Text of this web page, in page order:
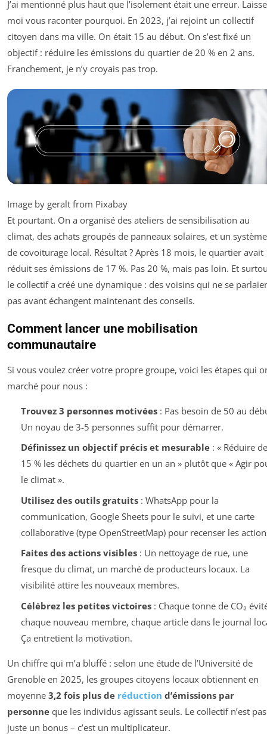
J’ai mentionné plus haut que l’isolement était une erreur.
moi vous raconter pourquoi. En 2023, j’ai rejoint un collectif
citoyen dans ma ville. On était 15 au début. On s’est fixé un
objectif : réduire les émissions du quartier de 20 % en 2 ans.
Franchement, je n’y croyais pas trop.
Image by geralt from Pixabay
Et pourtant. On a organisé des ateliers de sensibilisation au
climat, des achats groupés de panneaux solaires, et un système
de covoiturage local. Résultat ? Après 18 mois, le quartier avait
réduit ses émissions de 17 %. Pas 20 %, mais pas loin. Et
le collectif a créé une dynamique : des voisins qui ne se
pas avant échangent maintenant des conseils.
Comment lancer une mobilisation
communautaire
Si vous voulez créer votre propre groupe, voici les étapes qui
marché pour nous :
Trouvez 3 personnes motivées: Pas besoin de 50 au
Un noyau de 3-5 personnes suffit pour démarrer.
Définissez un objectif précis et mesurable: « Réduire de
15 % les déchets du quartier en un an » plutôt que « Agir
le climat ».
Utilisez des outils gratuits: WhatsApp pour la
communication, Google Sheets pour le suivi, et une carte
collaborative (type OpenStreetMap) pour recenser les
Faites des actions visibles: Un nettoyage de rue, une
fresque du climat, un marché de producteurs locaux. La
visibilité attire les nouveaux membres.
Célébrez les petites victoires: Chaque tonne de CO₂
chaque nouveau membre, chaque article dans le journal
Ça entretient la motivation.
Un chiffre qui m’a bluffé : selon une étude de l’Université de
Grenoble en 2025, les groupes citoyens locaux obtiennent en
moyenne 3,2 fois plus de réduction d’émissions par
personne que les individus agissant seuls. Le collectif n’est pas
juste un bonus – c’est un multiplicateur.